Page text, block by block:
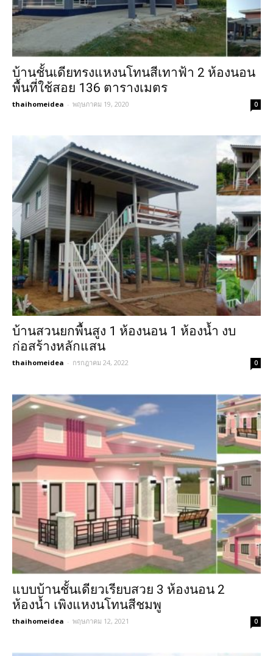
บ้านชั้นเดียทรงแหงนโทนสีเทาฟ้า 2 ห้องนอน
พื้นที่ใช้สอย 136 ตารางเมตร
thaihomeidea - พฤษภาคม 19, 2020 0
บ้านสวนยกพื้นสูง 1 ห้องนอน 1 ห้องน้ำ งบ
ก่อสร้างหลักแสน
thaihomeidea - กรกฎาคม 24, 2022 0
แบบบ้านชั้นเดียวเรียบสวย 3 ห้องนอน 2
ห้องน้ำ เพิงแหงนโทนสีชมพู
thaihomeidea - พฤษภาคม 12, 2021 0